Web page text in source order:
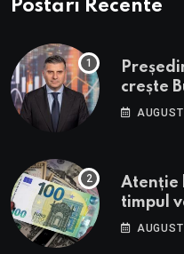
Postări Recente
crește
Atenție
timpul
în